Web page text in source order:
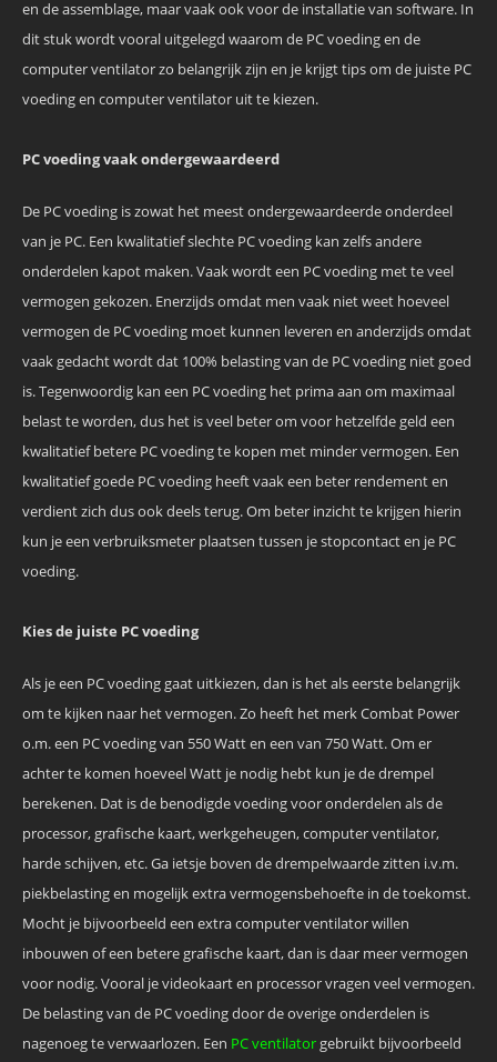
en de assemblage, maar vaak ook voor de installatie van software. In
dit stuk wordt vooral uitgelegd waarom de PC voeding en de
computer ventilator zo belangrijk zijn en je krijgt tips om de juiste PC
voeding en computer ventilator uit te kiezen.
PC voeding vaak ondergewaardeerd
De PC voeding is zowat het meest ondergewaardeerde onderdeel
van je PC. Een kwalitatief slechte PC voeding kan zelfs andere
onderdelen kapot maken. Vaak wordt een PC voeding met te veel
vermogen gekozen. Enerzijds omdat men vaak niet weet hoeveel
vermogen de PC voeding moet kunnen leveren en anderzijds omdat
vaak gedacht wordt dat 100% belasting van de PC voeding niet goed
is. Tegenwoordig kan een PC voeding het prima aan om maximaal
belast te worden, dus het is veel beter om voor hetzelfde geld een
kwalitatief betere PC voeding te kopen met minder vermogen. Een
kwalitatief goede PC voeding heeft vaak een beter rendement en
verdient zich dus ook deels terug. Om beter inzicht te krijgen hierin
kun je een verbruiksmeter plaatsen tussen je stopcontact en je PC
voeding.
Kies de juiste PC voeding
Als je een PC voeding gaat uitkiezen, dan is het als eerste belangrijk
om te kijken naar het vermogen. Zo heeft het merk Combat Power
o.m. een PC voeding van 550 Watt en een van 750 Watt. Om er
achter te komen hoeveel Watt je nodig hebt kun je de drempel
berekenen. Dat is de benodigde voeding voor onderdelen als de
processor, grafische kaart, werkgeheugen, computer ventilator,
harde schijven, etc. Ga ietsje boven de drempelwaarde zitten i.v.m.
piekbelasting en mogelijk extra vermogensbehoefte in de toekomst.
Mocht je bijvoorbeeld een extra computer ventilator willen
inbouwen of een betere grafische kaart, dan is daar meer vermogen
voor nodig. Vooral je videokaart en processor vragen veel vermogen.
De belasting van de PC voeding door de overige onderdelen is
nagenoeg te verwaarlozen. Een PC ventilator gebruikt bijvoorbeeld